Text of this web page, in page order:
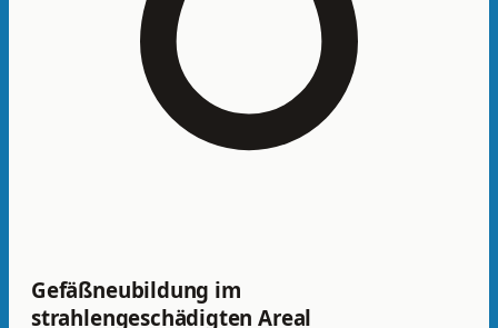
Gefäßneubildung im
strahlengeschädigten Areal